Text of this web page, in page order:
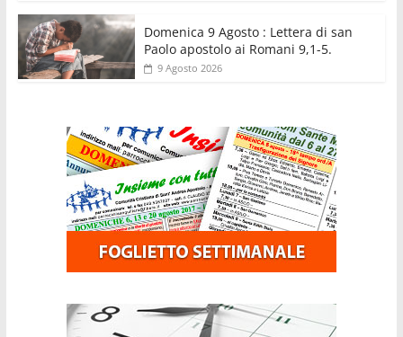
Domenica 9 Agosto : Lettera di san
Paolo apostolo ai Romani 9,1-5.
9 Agosto 2026